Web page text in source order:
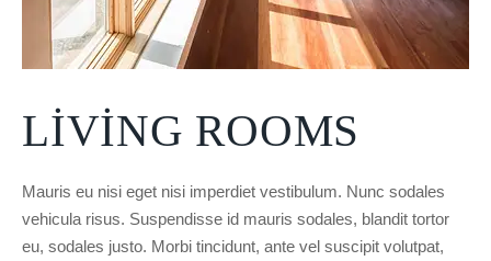
LIVING ROOMS
Mauris eu nisi eget nisi imperdiet vestibulum. Nunc sodales
vehicula risus. Suspendisse id mauris sodales, blandit tortor
eu, sodales justo. Morbi tincidunt, ante vel suscipit volutpat,